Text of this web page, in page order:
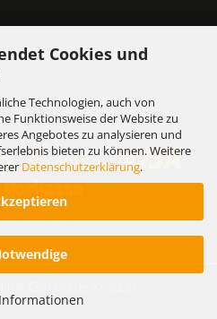
Cookies und
Technologien, auch von
Funktionsweise der Website zu
Angebotes zu analysieren und
bieten zu können. Weitere
Datenschutzerklärung.